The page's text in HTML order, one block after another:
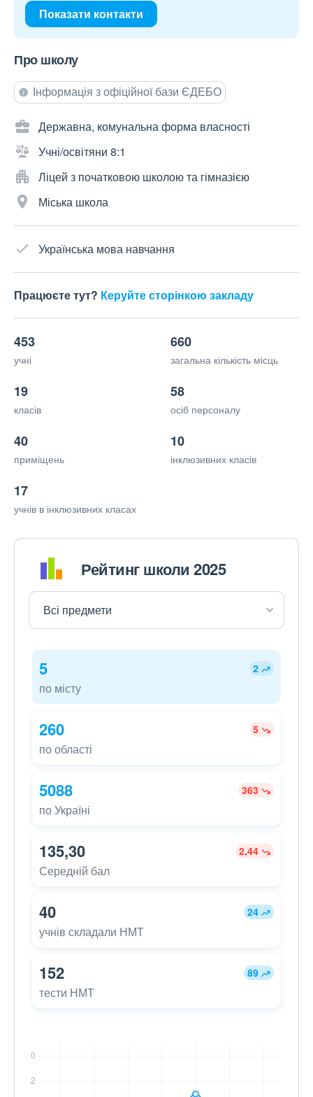
Показати контакти
Про школу
Інформація з офіційної бази ЄДЕБО
Державна, комунальна форма власності
Учні/освітяни 8:1
Ліцей з початковою школою та гімназією
Міська школа
Українська мова навчання
Працюєте тут? Керуйте сторінкою закладу
453
учні
660
загальна кількість місць
19
класів
58
осіб персоналу
40
приміщень
10
інклюзивних класів
17
учнів в інклюзивних класах
Рейтинг школи 2025
5 2
по місту
260 5
по області
5088 363
по Україні
135,30 2,44
Середній бал
40 24
учнів складали НМТ
152 89
тести НМТ